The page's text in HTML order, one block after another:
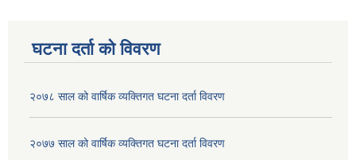
घटना दर्ता को विवरण
२०७८ साल को वार्षिक व्यक्तिगत घटना दर्ता विवरण
२०७७ साल को वार्षिक व्यक्तिगत घटना दर्ता विवरण